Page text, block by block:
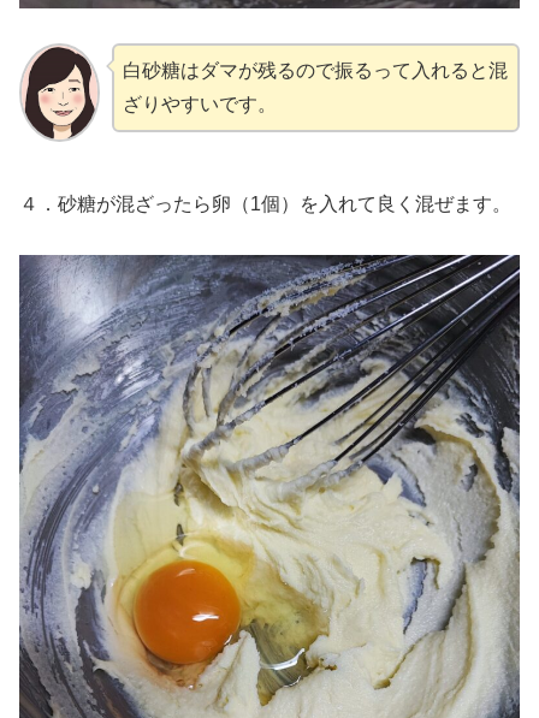
白砂糖はダマが残るので振るって入れると混
ざりやすいです。
４．砂糖が混ざったら卵（1個）を入れて良く混ぜます。